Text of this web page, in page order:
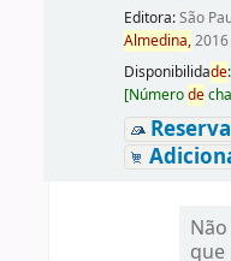
Editora:São
Almedina,2016
Disponibilidade:
[Númerode
que